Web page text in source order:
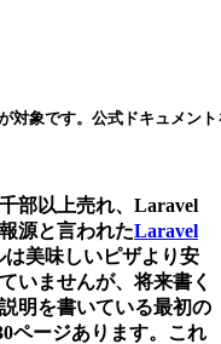
対象です。公式ドキュメン
部以上売れ、 Laravel
源と言われたLaravel
美味しいピザより安
いませんが、将来書く
明を書いている最初の
ページあります。これ